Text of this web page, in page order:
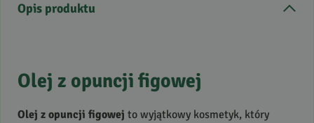
Opis produktu
Olej z opuncji figowej
Olej z opuncji figowej to wyjątkowy kosmetyk, który